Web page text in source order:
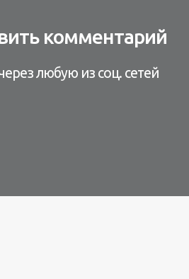
комментарий
любую из соц. сетей